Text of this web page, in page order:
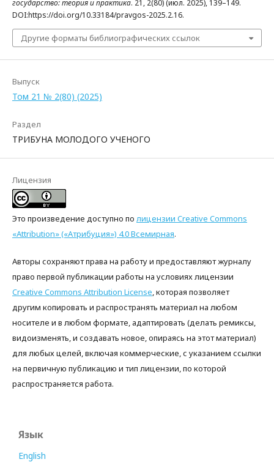
государство: теория и практика. 21, 2(80) (июл. 2025), 139–149.
DOI:https://doi.org/10.33184/pravgos-2025.2.16.
Другие форматы библиографических ссылок
Выпуск
Том 21 № 2(80) (2025)
Раздел
ТРИБУНА МОЛОДОГО УЧЕНОГО
Лицензия
Это произведение доступно по лицензии Creative Commons
«Attribution» («Атрибуция») 4.0 Всемирная.
Авторы сохраняют права на работу и предоставляют журналу
право первой публикации работы на условиях лицензии
Creative Commons Attribution License, которая позволяет
другим копировать и распространять материал на любом
носителе и в любом формате, адаптировать (делать ремиксы,
видоизменять, и создавать новое, опираясь на этот материал)
для любых целей, включая коммерческие, с указанием ссылки
на первичную публикацию и тип лицензии, по которой
распространяется работа.
Язык
English